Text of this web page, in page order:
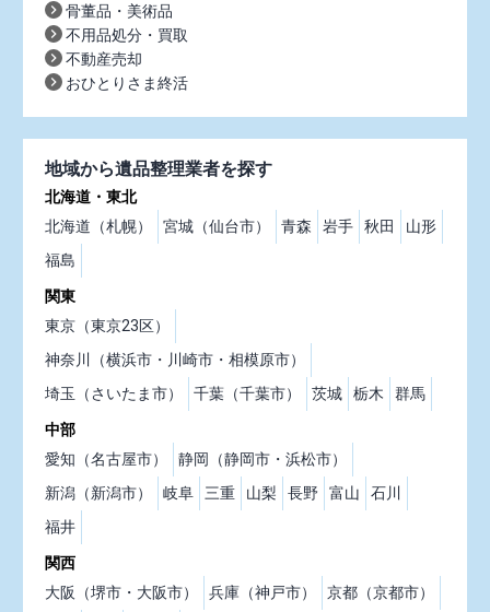
骨董品・美術品
不用品処分・買取
不動産売却
おひとりさま終活
地域から遺品整理業者を探す
北海道・東北
北海道（札幌）
宮城（仙台市） 青森 岩手 秋田
山形
福島
関東
東京（東京23区）
神奈川（横浜市・川崎市・相模原市）
埼玉（さいたま市）
千葉（千葉市） 茨城 栃木 群馬
中部
愛知（名古屋市）
静岡（静岡市・浜松市）
新潟（新潟市）
岐阜 三重 山梨 長野 富山
石川
福井
関西
大阪（堺市・大阪市）
兵庫（神戸市）
京都（京都市）